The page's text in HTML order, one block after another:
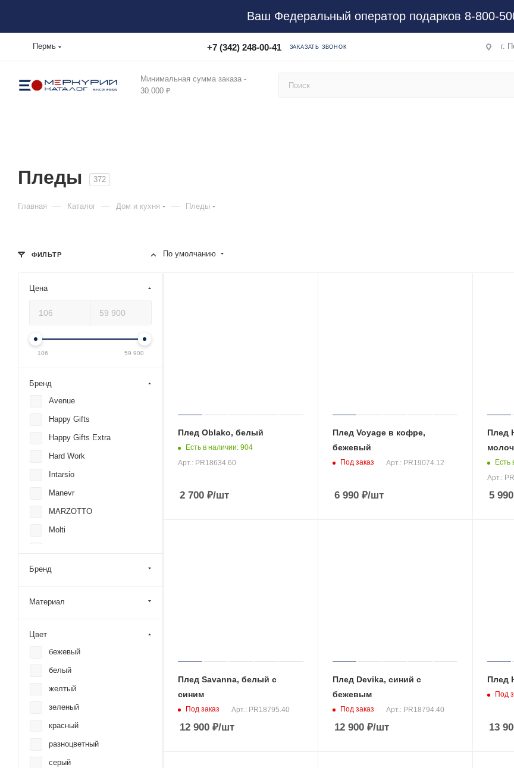
Ваш Федеральный оператор подарков 8-800-
Пермь +7 (342) 248-00-41 ЗАКАЗАТЬ ЗВОНОК г.
Минимальная сумма заказа -
30.000 ₽
Пледы 372
Главная — Каталог — Дом и кухня — Пледы
По умолчанию
Плед Oblako, белый
Есть в наличии: 904
Арт.: PR18634.60
2 700 ₽/шт
Плед Voyage в кофре,
бежевый
Под заказ Арт.: PR19074.12
6 990₽/шт
Плед
Есть
Арт.:
5 990
Плед Savanna, белый с
синим
Под заказ Арт.: PR18795.40
12 900 ₽/шт
Плед Devika, синий с
бежевым
Под заказ Арт.: PR18794.40
12 900₽/шт
Плед
Под
13
ФИЛЬТР
Цена
106 59 900
Бренд
Avenue
Happy Gifts
Happy Gifts Extra
Hard Work
Intarsio
Manevr
MARZOTTO
Molti
Portobello индивидуальное
teplo
Tour de Grass
Ukiyo
Valerie Concept
Very Marque
Vinga
VLR Concept
Бренд
Материал
Цвет
бежевый
белый
желтый
зеленый
красный
разноцветный
серый